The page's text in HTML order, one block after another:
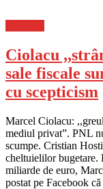
Ciolacu
sale fiscale
cu scepticism
Marcel Ciolacu:
mediul privat”. PNL
scumpe. Cristian
cheltuielilor bugetare.
miliarde de euro,
postat pe Facebook